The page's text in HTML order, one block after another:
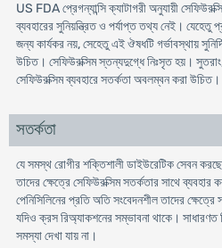
US FDA প্রেগন্যান্সি ক্যাটাগরী অনুযায়ী
ব্যবহারের সুনিয়ন্ত্রিত ও পর্যাপ্ত তথ্য নেই। যেহেতু
জন্য কার্যকর নয়, সেহেতু এই ঔষধটি গর্ভাবস্থায়
উচিত। সেফিউরক্সিম স্তন্যদুগ্ধে নিঃসৃত হয়।
সেফিউরক্সিম ব্যবহারে সতর্কতা অবলম্বন করা উচিত।
সতর্কতা
যে সমস্থ রোগীর শক্তিশালী ডাইউরেটিক সেবন
তাদের ক্ষেত্রে সেফিউরক্সিম সতর্কতার সাথে
পেনিসিলিনের প্রতি অতি সংবেদনশীল তাদের
যদিও ক্রস রিঅ্যাকশনের সম্ভাবনা থাকে। সাধারণত
সমস্যা দেখা যায় না।